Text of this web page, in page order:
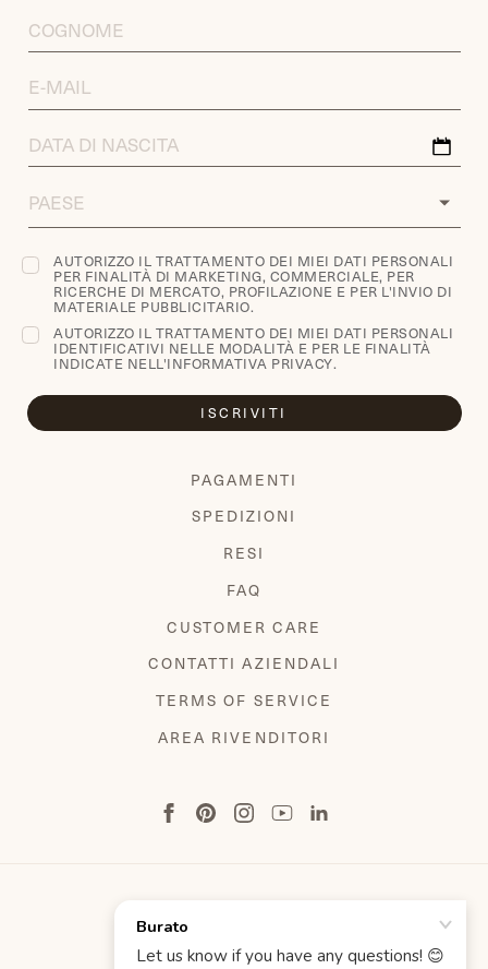
LAST
NAME
EMAIL
ADDRESS
DATA
DI
COUNTRY
AUTORIZZO IL TRATTAMENTO DEI MIEI DATI PERSONALI
PER FINALITÀ DI MARKETING, COMMERCIALE, PER
RICERCHE DI MERCATO, PROFILAZIONE E PER L'INVIO DI
MATERIALE PUBBLICITARIO.
AUTORIZZO IL TRATTAMENTO DEI MIEI DATI PERSONALI
IDENTIFICATIVI NELLE MODALITÀ E PER LE FINALITÀ
INDICATE NELL'INFORMATIVA PRIVACY.
ISCRIVITI
PAGAMENTI
SPEDIZIONI
RESI
FAQ
CUSTOMER CARE
CONTATTI AZIENDALI
TERMS OF SERVICE
AREA RIVENDITORI
TERMINI E CONDIZIONI
INFORMATIVA SULLA PRIVACY